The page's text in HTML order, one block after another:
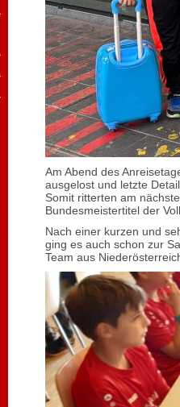
Am Abend des
ausgelost und letzte
Somit ritterten am
Bundesmeistertitel der
Nach einer kurzen und
ging es auch schon zur
Team aus